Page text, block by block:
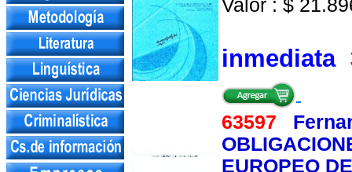
Valor : $
inmediata
63597
EUROPEO